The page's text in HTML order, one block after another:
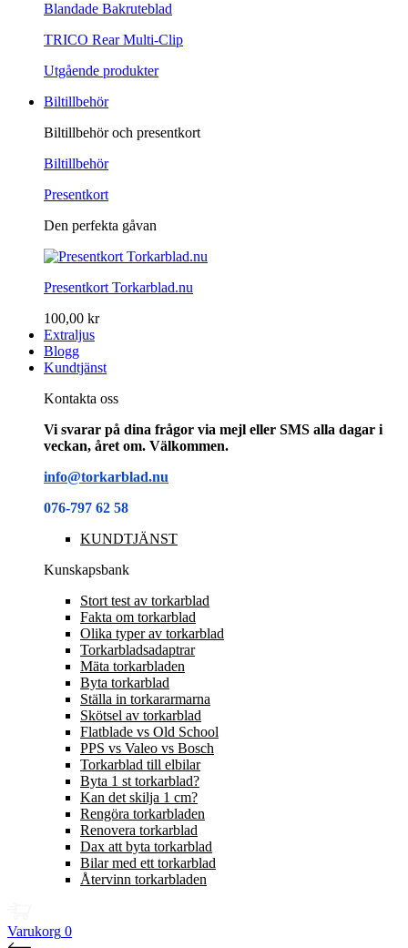
Blandade Bakruteblad
TRICO Rear Multi-Clip
Utgående produkter
Biltillbehör
Biltillbehör och presentkort
Biltillbehör
Presentkort
Den perfekta gåvan
Presentkort Torkarblad.nu
100,00 kr
Extraljus
Blogg
Kundtjänst
Kontakta oss
Vi svarar på dina frågor via mejl eller SMS alla dagar i
veckan, året om. Välkommen.
info@torkarblad.nu
076-797 62 58
KUNDTJÄNST
Kunskapsbank
Stort test av torkarblad
Fakta om torkarblad
Olika typer av torkarblad
Torkarbladsadaptrar
Mäta torkarbladen
Byta torkarblad
Ställa in torkararmarna
Skötsel av torkarblad
Flatblade vs Old School
PPS vs Valeo vs Bosch
Torkarblad till elbilar
Byta 1 st torkarblad?
Kan det skilja 1 cm?
Rengöra torkarbladen
Renovera torkarblad
Dax att byta torkarblad
Bilar med ett torkarblad
Återvinn torkarbladen
Varukorg 0